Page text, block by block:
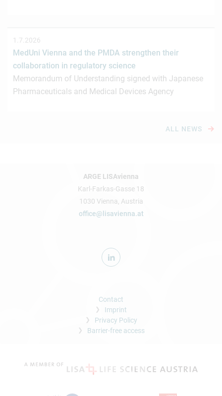
1.7.2026
MedUni Vienna and the PMDA strengthen their
collaboration in regulatory science
Memorandum of Understanding signed with Japanese
Pharmaceuticals and Medical Devices Agency
ALL NEWS
ARGE LISAvienna
Karl-Farkas-Gasse 18
1030 Vienna, Austria
office@lisavienna.at
Contact
Imprint
Privacy Policy
Barrier-free access